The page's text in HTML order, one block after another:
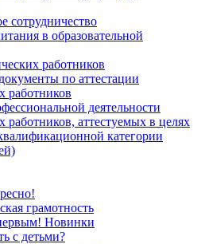
сотрудничество
в образовательной
работников
по аттестации
работников
деятельности
работников, аттестуемых в целях
категории
грамотность
Новинки
с детьми?